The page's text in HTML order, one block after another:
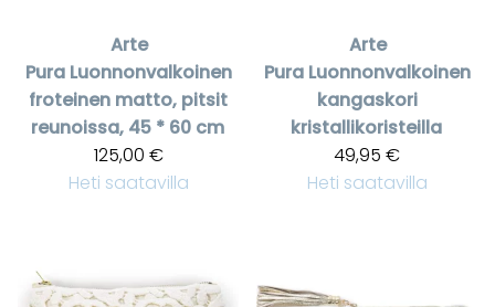
Arte
Pura Luonnonvalkoinen
froteinen matto, pitsit
reunoissa, 45 * 60 cm
125,00 €
Heti saatavilla
Arte
Pura Luonnonvalkoinen
kangaskori
kristallikoristeilla
49,95 €
Heti saatavilla